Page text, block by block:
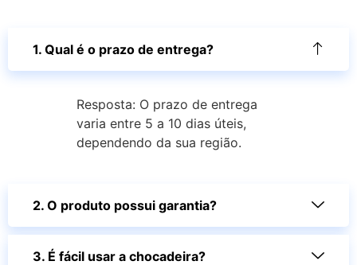
1. Qual é o prazo de entrega?
Resposta: O prazo de entrega
varia entre 5 a 10 dias úteis,
dependendo da sua região.
2. O produto possui garantia?
3. É fácil usar a chocadeira?